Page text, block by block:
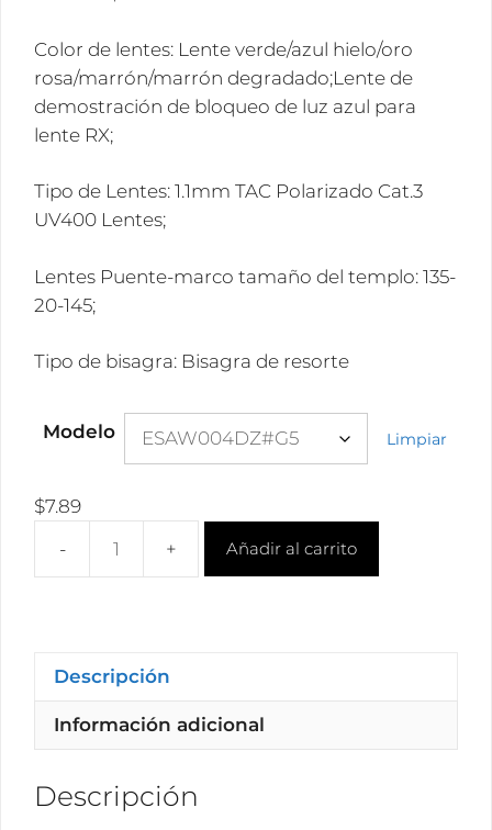
hasta
$7.89
Color de lentes: Lente verde/azul hielo/oro
rosa/marrón/marrón degradado;Lente de
demostración de bloqueo de luz azul para
lente RX;
Tipo de Lentes: 1.1mm TAC Polarizado Cat.3
UV400 Lentes;
Lentes Puente-marco tamaño del templo: 135-
20-145;
Tipo de bisagra: Bisagra de resorte
Modelo Limpiar
$7.89
Mayorista
sol
de
Añadir al carrito
Descripción
Información adicional
Descripción